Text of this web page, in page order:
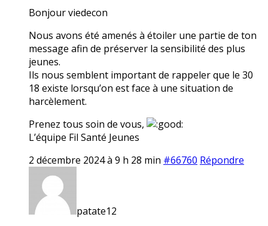
Bonjour viedecon
Nous avons été amenés à étoiler une partie de ton
message afin de préserver la sensibilité des plus
jeunes.
Ils nous semblent important de rappeler que le 30
18 existe lorsqu’on est face à une situation de
harcèlement.
Prenez tous soin de vous,
L’équipe Fil Santé Jeunes
2 décembre 2024 à 9 h 28 min #66760 Répondre
patate12